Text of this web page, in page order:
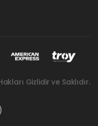
Gizlidir ve Saklıdır.